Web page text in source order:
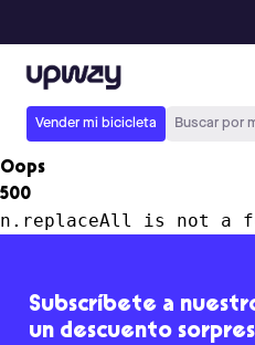
Upway
Vender mi bicicleta Buscar por
Oops
500
n.replaceAll is not a
Subscríbete a
un descuento